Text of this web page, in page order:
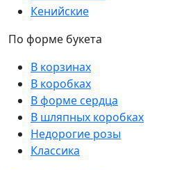
Кенийские
По форме букета
В корзинах
В коробках
В форме сердца
В шляпных коробках
Недорогие розы
Классика